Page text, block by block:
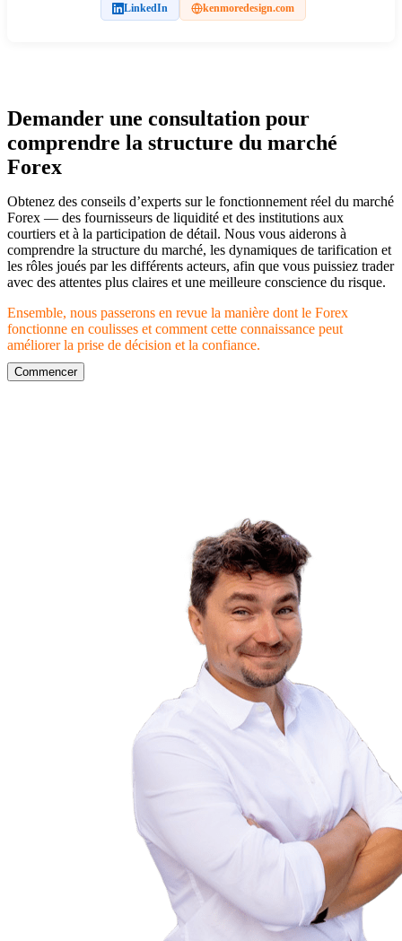
LinkedIn kenmoredesign.com
Demander une consultation pour
comprendre la structure du marché
Forex
Obtenez des conseils d’experts sur le fonctionnement réel du marché
Forex — des fournisseurs de liquidité et des institutions aux
courtiers et à la participation de détail. Nous vous aiderons à
comprendre la structure du marché, les dynamiques de tarification et
les rôles joués par les différents acteurs, afin que vous puissiez trader
avec des attentes plus claires et une meilleure conscience du risque.
Ensemble, nous passerons en revue la manière dont le Forex
fonctionne en coulisses et comment cette connaissance peut
améliorer la prise de décision et la confiance.
Commencer